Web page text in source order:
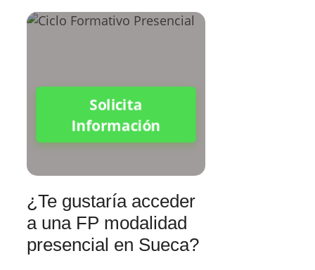
Solicita
Información
¿Te gustaría acceder
a una FP modalidad
presencial en Sueca?